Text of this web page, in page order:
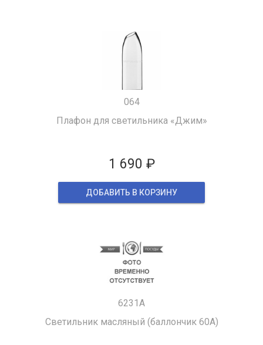
064
Плафон для светильника «Джим»
1 690 ₽
ДОБАВИТЬ В КОРЗИНУ
6231A
Светильник масляный (баллончик 60A)